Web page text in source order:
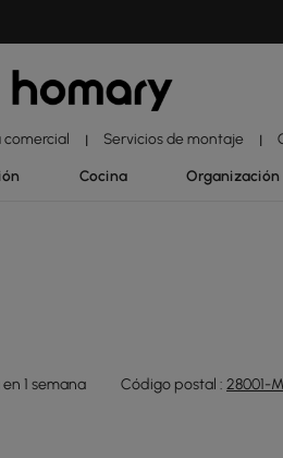
comercial | Servicios de montaje |
Cocina Organización
1 semana Código postal : 28001-